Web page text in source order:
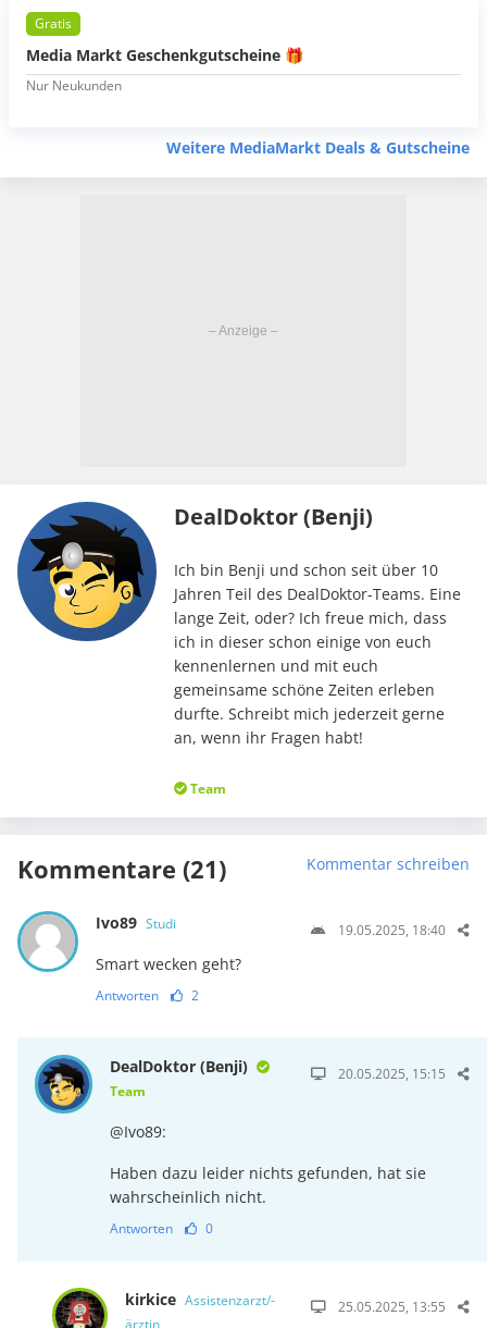
Gratis
Media Markt Geschenkgutscheine 🎁
Nur Neukunden
Weitere MediaMarkt Deals & Gutscheine
DealDoktor (Benji)
Ich bin Benji und schon seit über 10
Jahren Teil des DealDoktor-Teams. Eine
lange Zeit, oder? Ich freue mich, dass
ich in dieser schon einige von euch
kennenlernen und mit euch
gemeinsame schöne Zeiten erleben
durfte. Schreibt mich jederzeit gerne
an, wenn ihr Fragen habt!
Team
Kommentare (21) Kommentar schreiben
Ivo89 Studi 19.05.2025, 18:40
Smart wecken geht?
Antworten 2
DealDoktor (Benji)
Team
20.05.2025, 15:15
@Ivo89:
Haben dazu leider nichts gefunden, hat sie
wahrscheinlich nicht.
Antworten 0
kirkice Assistenzarzt/-
25.05.2025, 13:55